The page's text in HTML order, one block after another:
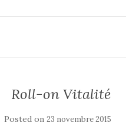
Roll-on Vitalité
Posted on23 novembre 2015